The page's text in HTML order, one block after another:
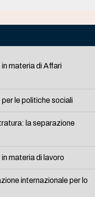
materia di Affari
le politiche sociali
la separazione
materia di lavoro
internazionale per lo